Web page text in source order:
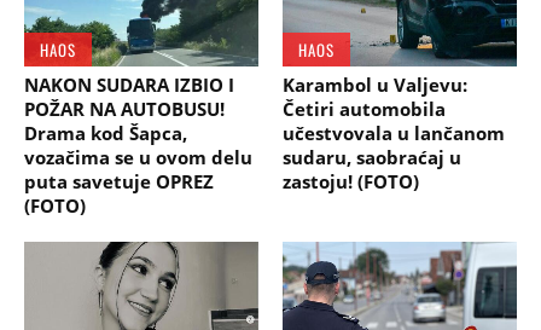
HAOS
NAKON SUDARA IZBIO I
POŽAR NA AUTOBUSU!
Drama kod Šapca,
vozačima se u ovom delu
puta savetuje OPREZ
(FOTO)
HAOS
Karambol u Valjevu:
Četiri automobila
učestvovala u lančanom
sudaru, saobraćaj u
zastoju! (FOTO)